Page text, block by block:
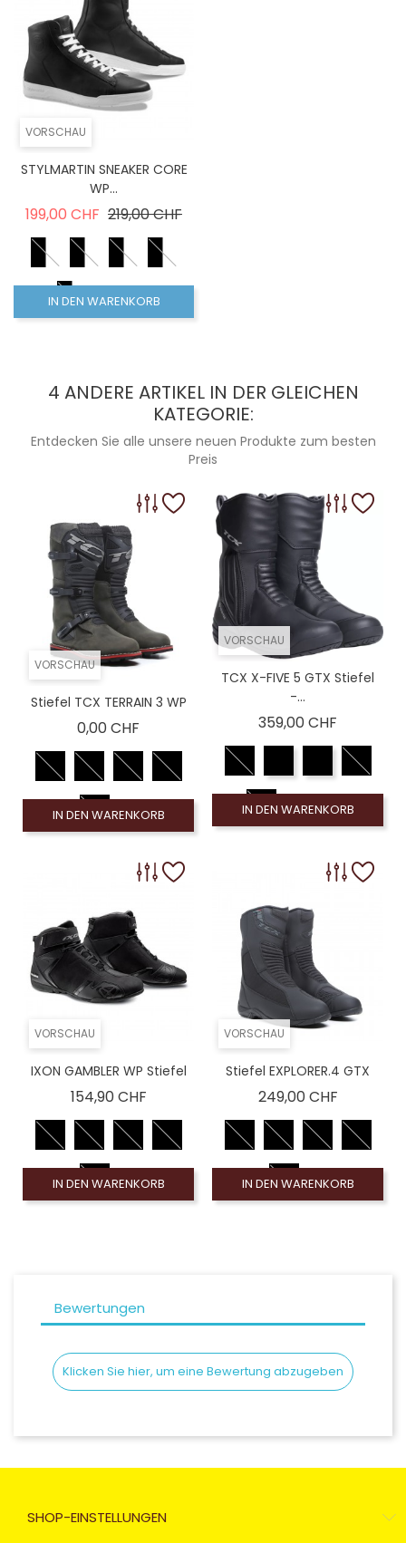
VORSCHAU
STYLMARTIN SNEAKER CORE
WP...
199,00 CHF Verkaufspreis
219,00 CHFPreis
IN DEN WARENKORB
4 ANDERE ARTIKEL IN DER GLEICHEN
KATEGORIE:
Entdecken Sie alle unsere neuen Produkte zum besten
Preis
VORSCHAU
Stiefel TCX TERRAIN 3 WP
0,00 CHF
IN DEN WARENKORB
VORSCHAU
TCX X-FIVE 5 GTX Stiefel
-...
359,00 CHF
IN DEN WARENKORB
VORSCHAU
IXON GAMBLER WP Stiefel
154,90 CHFPreis
IN DEN WARENKORB
VORSCHAU
Stiefel EXPLORER.4 GTX
249,00 CHFPreis
IN DEN WARENKORB
Bewertungen
Klicken Sie hier, um eine Bewertung abzugeben
SHOP-EINSTELLUNGEN